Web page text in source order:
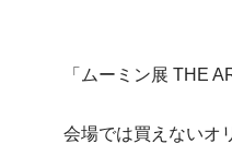
「ムーミン展 THE
会場では買えないオ